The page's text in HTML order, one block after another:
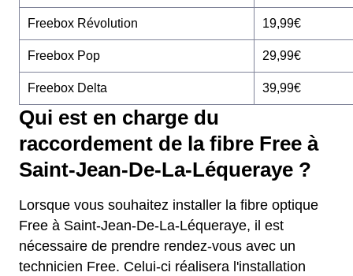
Freebox Révolution 19,99€
Freebox Pop 29,99€
Freebox Delta 39,99€
Qui est en charge du
raccordement de la fibre Free à
Saint-Jean-De-La-Léqueraye ?
Lorsque vous souhaitez installer la fibre optique
Free à Saint-Jean-De-La-Léqueraye, il est
nécessaire de prendre rendez-vous avec un
technicien Free. Celui-ci réalisera l'installation